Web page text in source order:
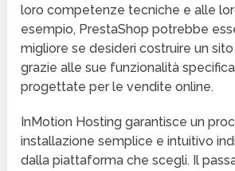
loro competenze tecniche e alle
esempio, PrestaShop potrebbe
migliore se desideri costruire un
grazie alle sue funzionalità
progettate per le vendite online.
InMotion Hosting garantisce un
installazione semplice e intuitivo
dalla piattaforma che scegli. Il